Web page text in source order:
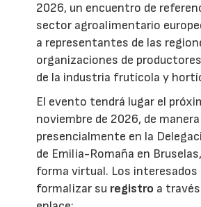
2026, un encuentro de
sector agroalimentario
a representantes de las
organizaciones de
de la industria frutícola y
El evento tendrá lugar el
noviembre de 2026, de
presencialmente en la
de Emilia-Romaña en
forma virtual. Los interesados
formalizar su registro a